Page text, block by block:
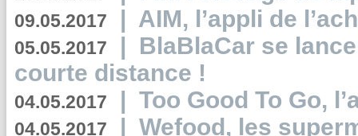
09.05.2017 | AIM, l’appli de
05.05.2017 | BlaBlaCar se
courte distance !
04.05.2017 | Too Good To Go,
04.05.2017 | Wefood, les